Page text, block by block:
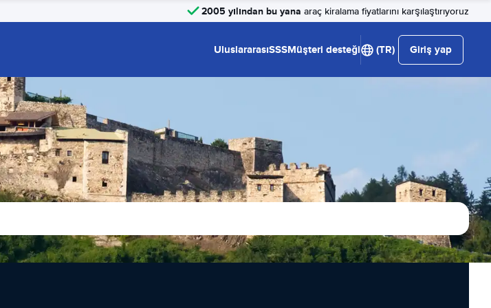
2005 yılından bu yana araç kiralama fiyatlarını karşılaştırıyoruz
UluslararasıSSSMüşteri desteği (TR) Giriş yap